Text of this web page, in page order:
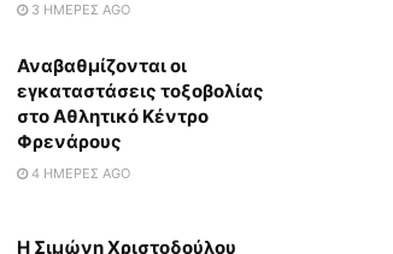
3 ΗΜΈΡΕΣ AGO
Αναβαθμίζονται οι
εγκαταστάσεις τοξοβολίας
στο Αθλητικό Κέντρο
Φρενάρους
4 ΗΜΈΡΕΣ AGO
Η Σιμώνη Χριστοδούλου